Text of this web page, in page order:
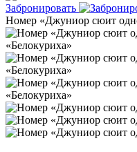
Забронировать
Номер «Джуниор сюит